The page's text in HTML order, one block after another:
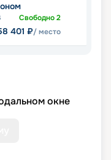
Свободно2
401 ₽/ место
окне